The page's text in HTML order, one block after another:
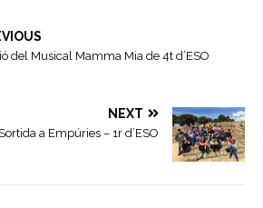
del Musical Mamma Mia de 4t d’ESO
NEXT
Sortida a Empúries – 1r d’ESO